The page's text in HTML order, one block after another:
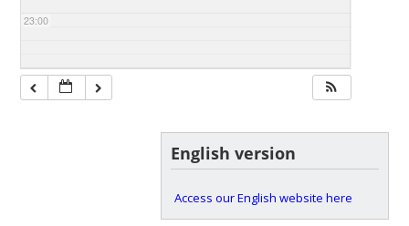
23:00
English version
Access our English website here